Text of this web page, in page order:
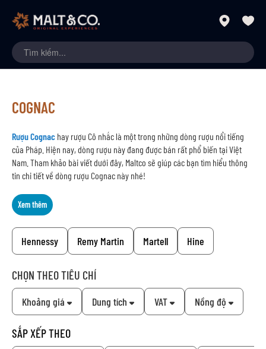
COGNAC
Rượu Cognac hay rượu Cô nhắc là một trong những dòng rượu nổi tiếng
của Pháp. Hiện nay, dòng rượu này đang được bán rất phổ biến tại Việt
Nam. Tham khảo bài viết dưới đây, Maltco sẽ giúp các bạn tìm hiểu thông
tin chi tiết về dòng rượu Cognac này nhé!
Xem thêm
Hennessy Remy Martin Martell Hine
CHỌN THEO TIÊU CHÍ
Khoảng giá Dung tích VAT Nồng độ
SẮP XẾP THEO